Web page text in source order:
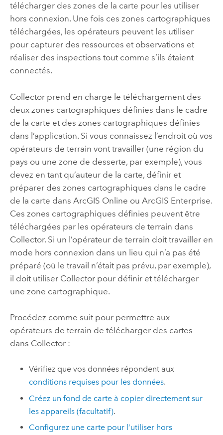
télécharger des zones de la carte pour les utiliser
hors connexion. Une fois ces zones cartographiques
téléchargées, les opérateurs peuvent les utiliser
pour capturer des ressources et observations et
réaliser des inspections tout comme s’ils étaient
connectés.
Collectorprend en charge le téléchargement des
deux zones cartographiques définies dans le cadre
de la carte et des zones cartographiques définies
dans l’application. Si vous connaissez l’endroit où vos
opérateurs de terrain vont travailler (une région du
pays ou une zone de desserte, par exemple), vous
devez en tant qu’auteur de la carte, définir et
préparer des zones cartographiques dans le cadre
de la carte dans ArcGIS Online ou ArcGIS Enterprise.
Ces zones cartographiques définies peuvent être
téléchargées par les opérateurs de terrain dans
Collector. Si un l’opérateur de terrain doit travailler en
mode hors connexion dans un lieu qui n’a pas été
préparé (où le travail n’était pas prévu, par exemple),
il doit utiliser Collectorpour définir et télécharger
une zone cartographique.
Procédez comme suit pour permettre aux
opérateurs de terrain de télécharger des cartes
dans Collector:
Vérifiez que vos données répondent aux
conditions requises pour les données.
Créez un fond de carte à copier directement sur
les appareils (facultatif).
Configurez une carte pour l’utiliser hors